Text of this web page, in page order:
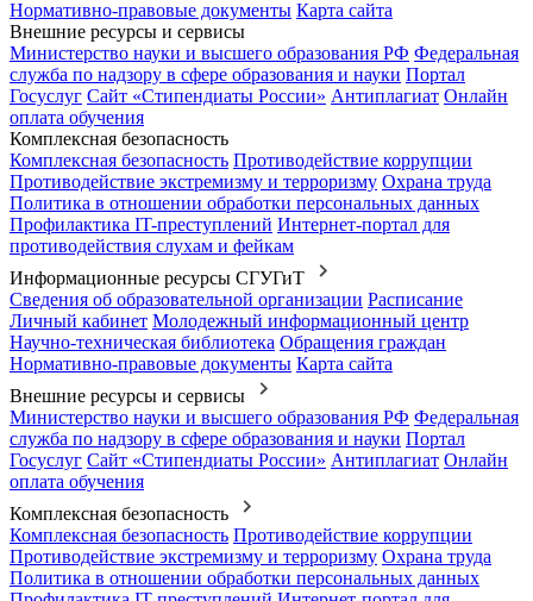
Нормативно-правовые документы Карта сайта
Внешние ресурсы и сервисы
Министерство науки и высшего образования РФ Федеральная
служба по надзору в сфере образования и науки Портал
Госуслуг Сайт «Стипендиаты России» Антиплагиат Онлайн
оплата обучения
Комплексная безопасность
Комплексная безопасность Противодействие коррупции
Противодействие экстремизму и терроризму Охрана труда
Политика в отношении обработки персональных данных
Профилактика IT-преступлений Интернет-портал для
противодействия слухам и фейкам
Информационные ресурсы СГУГиТ
Сведения об образовательной организации Расписание
Личный кабинет Молодежный информационный центр
Научно-техническая библиотека Обращения граждан
Нормативно-правовые документы Карта сайта
Внешние ресурсы и сервисы
Министерство науки и высшего образования РФ Федеральная
служба по надзору в сфере образования и науки Портал
Госуслуг Сайт «Стипендиаты России» Антиплагиат Онлайн
оплата обучения
Комплексная безопасность
Комплексная безопасность Противодействие коррупции
Противодействие экстремизму и терроризму Охрана труда
Политика в отношении обработки персональных данных